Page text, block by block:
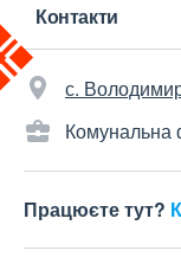
Контакти
с.
Комунальна
Працюєте тут?